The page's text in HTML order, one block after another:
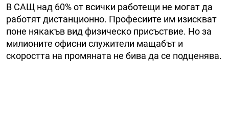
В САЩ над 60% от всички работещи не могат да
работят дистанционно. Професиите им изискват
поне някакъв вид физическо присъствие. Но за
милионите офисни служители мащабът и
скоростта на промяната не бива да се подценява.